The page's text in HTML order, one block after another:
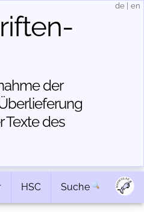
der
Texte des
de en
HSC Suche